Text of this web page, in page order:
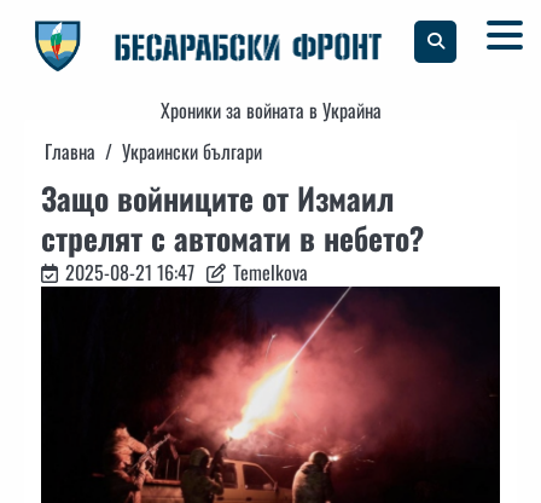
content
Хроники за войната в Украйна
Главна
Украински българи
Защо войниците от Измаил
стрелят с автомати в небето?
2025-08-21 16:47 Temelkova